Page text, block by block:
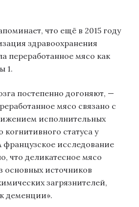
что ещё в 2015 году
здравоохранения
переработанное мясо как
1.
постепенно догоняют, —
мясо связано с
исполнительных
статуса у
исследование
что деликатесное мясо
основных источников
загрязнителей,
деменции».